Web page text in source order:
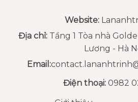
Website:
Địa chỉ: Tầng 1 Tòa nhà
Lương - Hà
Email:
Điện thoại: 0982